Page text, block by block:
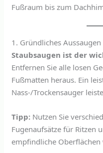
Fußraum bis zum
1. Gründliches
Staubsaugen ist der
Entfernen Sie alle losen
Fußmatten heraus. Ein
Nass-/Trockensauger
Tipp: Nutzen Sie
Fugenaufsätze für Ritzen
empfindliche